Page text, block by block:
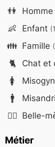
👫
👶 Enfant
👪 Famille
🐈 Chat et
🚺
🚹
🤷‍♀️ Belle-
Métier